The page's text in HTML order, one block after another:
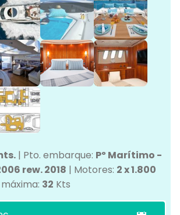
| Pto. embarque: Pº Marítimo -
rew. 2018 | Motores: 2 x 1.800
32 Kts